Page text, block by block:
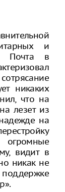
и
Почта в
никаких
что на
лезет из
на
видит в
никак не